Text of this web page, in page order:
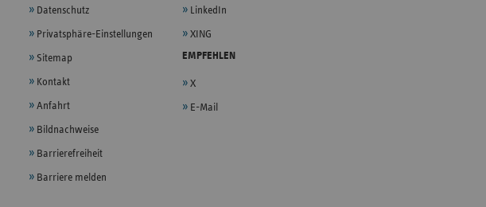
Datenschutz
Privatsphäre-Einstellungen
Sitemap
Kontakt
Anfahrt
Bildnachweise
Barrierefreiheit
Barriere melden
LinkedIn
XING
EMPFEHLEN
X
E-Mail